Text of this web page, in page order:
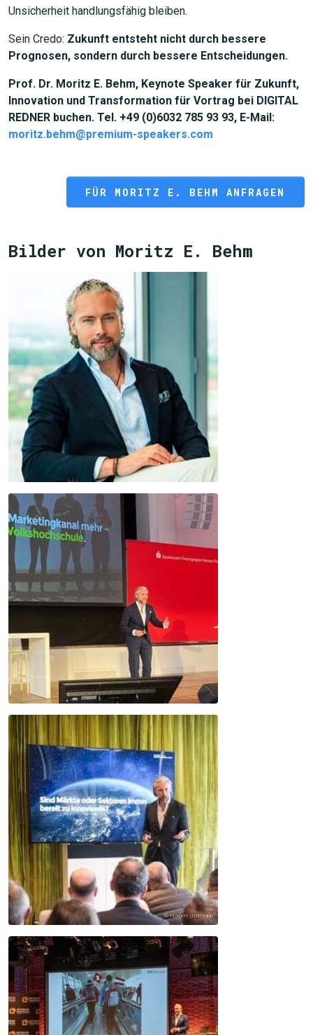
Unsicherheit handlungsfähig bleiben.
Sein Credo: Zukunft entsteht nicht durch bessere
Prognosen, sondern durch bessere Entscheidungen.
Prof. Dr. Moritz E. Behm, Keynote Speaker für Zukunft,
Innovation und Transformation für Vortrag bei DIGITAL
REDNER buchen. Tel. +49 (0)6032 785 93 93, E-Mail:
moritz.behm@premium-speakers.com
FÜR MORITZ E. BEHM ANFRAGEN
Bilder von Moritz E. Behm
© Norbert Ittermann